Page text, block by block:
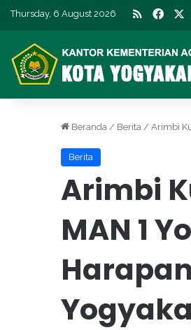
Thursday, 6 August 2026 RSS
Beranda / Berita / Arimbi
Berita
Arimbi
MAN 1